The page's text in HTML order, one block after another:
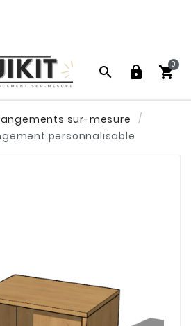
  
0
sur-mesure
personnalisable